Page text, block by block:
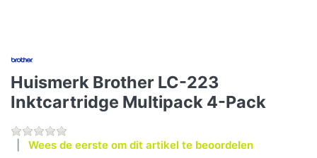
Huismerk Brother LC-223
Inktcartridge Multipack 4-Pack
Wees de eerste om dit artikel te beoordelen